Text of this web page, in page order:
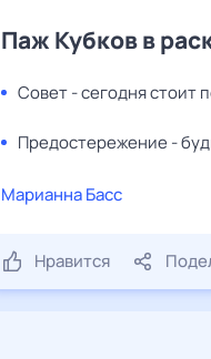
Паж Кубков в
Совет - сегодня стоит
Предостережение -
Марианна Басс
Нравится